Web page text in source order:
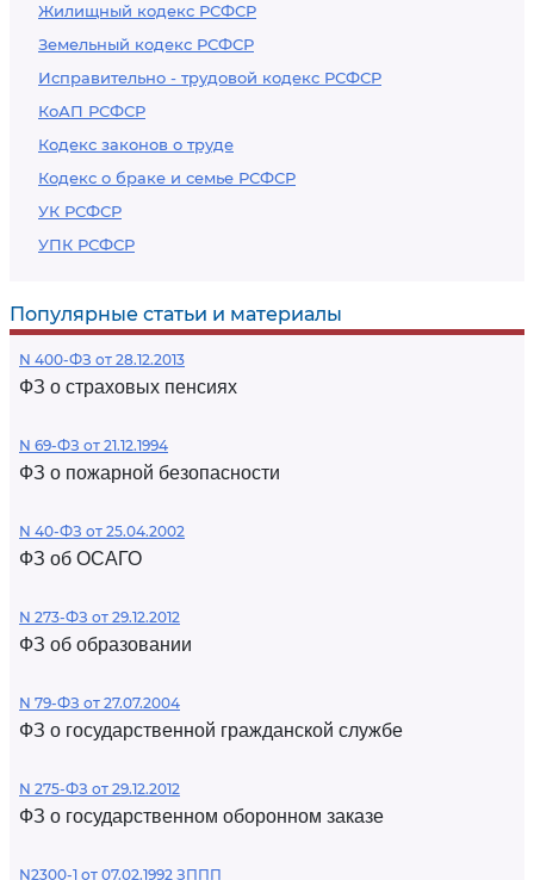
Жилищный кодекс РСФСР
Земельный кодекс РСФСР
Исправительно - трудовой кодекс РСФСР
КоАП РСФСР
Кодекс законов о труде
Кодекс о браке и семье РСФСР
УК РСФСР
УПК РСФСР
Популярные статьи и материалы
N 400-ФЗ от 28.12.2013
ФЗ о страховых пенсиях
N 69-ФЗ от 21.12.1994
ФЗ о пожарной безопасности
N 40-ФЗ от 25.04.2002
ФЗ об ОСАГО
N 273-ФЗ от 29.12.2012
ФЗ об образовании
N 79-ФЗ от 27.07.2004
ФЗ о государственной гражданской службе
N 275-ФЗ от 29.12.2012
ФЗ о государственном оборонном заказе
N2300-1 от 07.02.1992 ЗППП